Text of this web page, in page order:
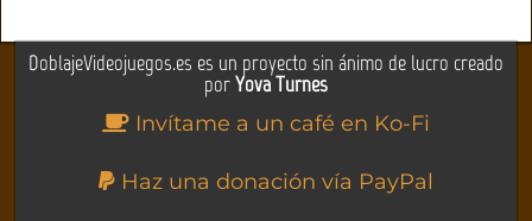
DoblajeVideojuegos.es es un proyecto sin ánimo de lucro creado
porYova Turnes
Invítame a un café en Ko-Fi
Haz una donación vía PayPal